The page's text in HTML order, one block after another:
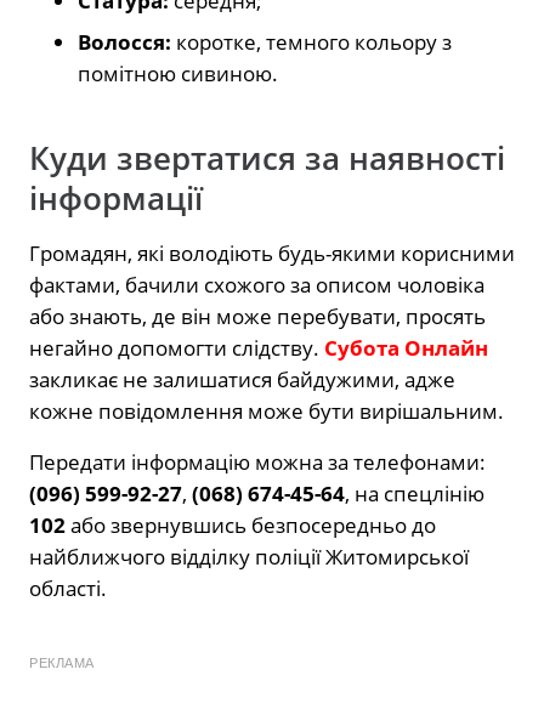
Волосся: коротке, темного кольору з
помітною сивиною.
Куди звертатися за наявності
інформації
Громадян, які володіють будь-якими корисними
фактами, бачили схожого за описом чоловіка
або знають, де він може перебувати, просять
негайно допомогти слідству. Субота Онлайн
закликає не залишатися байдужими, адже
кожне повідомлення може бути вирішальним.
Передати інформацію можна за телефонами:
(096) 599-92-27, (068) 674-45-64, на спецлінію
102або звернувшись безпосередньо до
найближчого відділку поліції Житомирської
області.
РЕКЛАМА